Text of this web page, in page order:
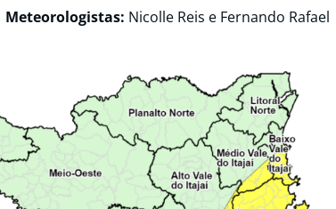
Meteorologistas: Nicolle Reis e Fernando Rafael